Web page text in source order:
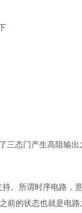
态门产生高阻输出
所谓时序电路，
的状态也就是电路